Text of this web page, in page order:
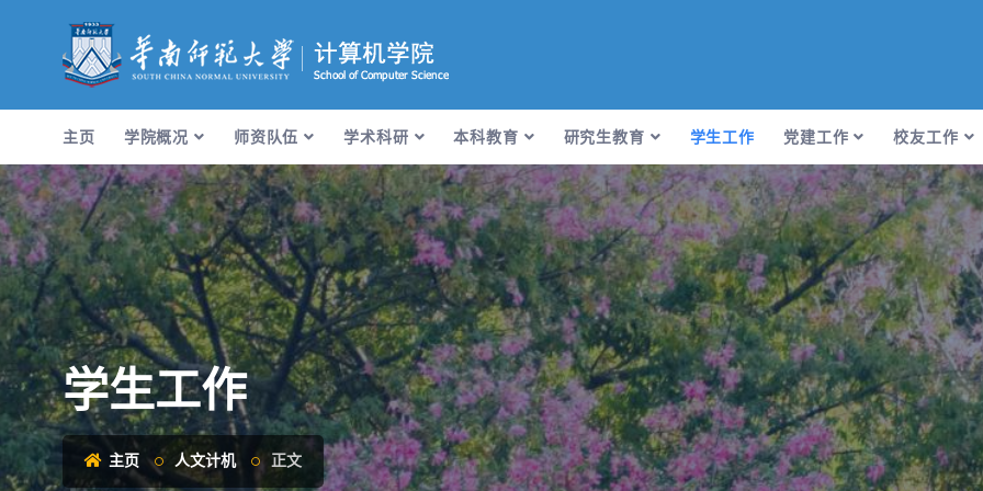
主页 学院概况 师资队伍 学术科研 本科教育 研究生教育 学生工作 党建工作 校友工作
学生工作
主页 人文计机 正文